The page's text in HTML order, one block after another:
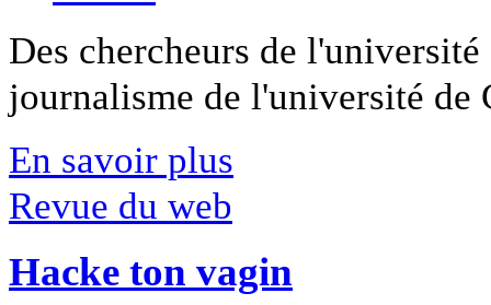
Des chercheurs de
journalisme de l'université
En savoir plus
Revue du web
Hacke ton vagin